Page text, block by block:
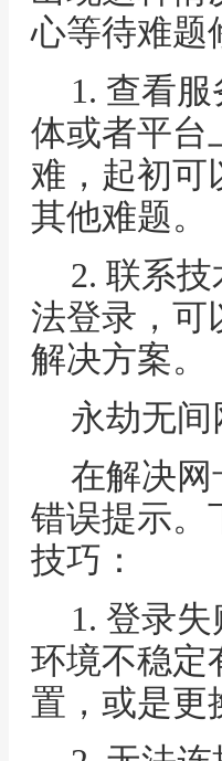
心等待难题
1. 查看
体或者平台
难，起初可
其他难题。
2. 联系
法登录，可
解决方案。
永劫无
在解决
错误提示。
技巧：
1. 登录
环境不稳定
置，或是更